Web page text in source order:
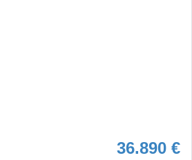
36.890 €